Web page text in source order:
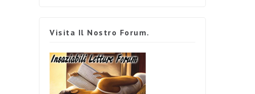
Visita Il Nostro Forum.